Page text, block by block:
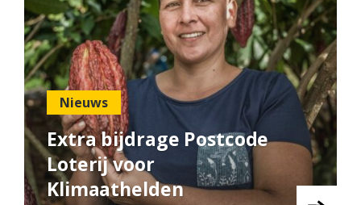
Nieuws
Extra bijdrage Postcode
Loterij voor
Klimaathelden